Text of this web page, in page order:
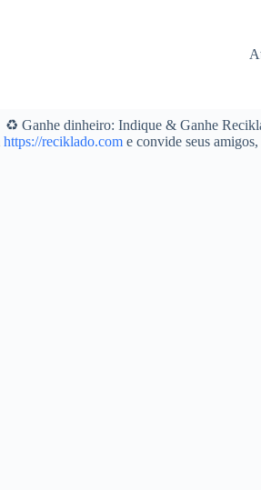
♻️ Ganhe dinheiro: Indique & Ganhe
https://reciklado.come convide seus